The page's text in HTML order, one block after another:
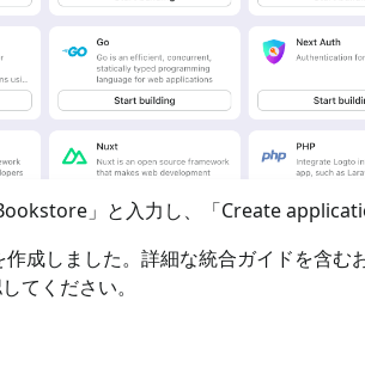
」と入力し、「Create
成しました。詳細な統合ガイドを含む
てください。